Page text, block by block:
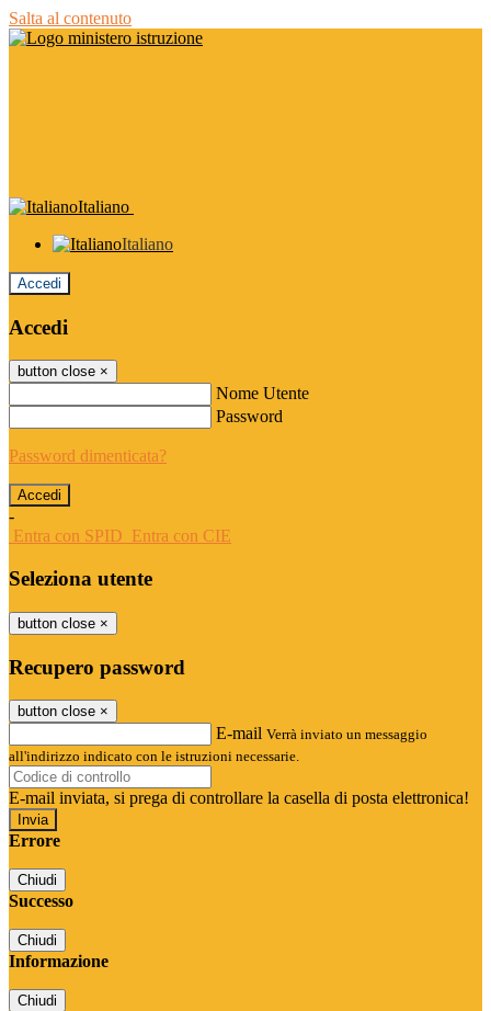
Salta al contenuto
Italiano
Italiano
Accedi
Accedi
button close ×
Nome Utente
Password
Password dimenticata?
-
Entra con SPID Entra con CIE
Seleziona utente
button close ×
Recupero password
button close ×
E-mail Verrà inviato un messaggio
all'indirizzo indicato con le istruzioni necessarie.
E-mail inviata, si prega di controllare la casella di posta elettronica!
Errore
Chiudi
Successo
Chiudi
Informazione
Chiudi